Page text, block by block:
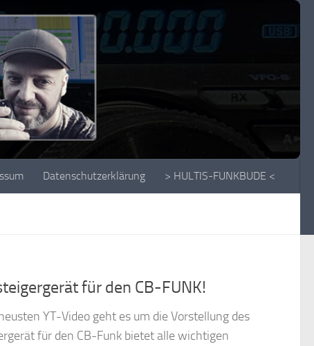
Datenschutzerklärung > HULTIS-FUNKBUDE <
für den CB-FUNK!
YT-Video geht es um die Vorstellung des
für den CB-Funk bietet alle wichtigen